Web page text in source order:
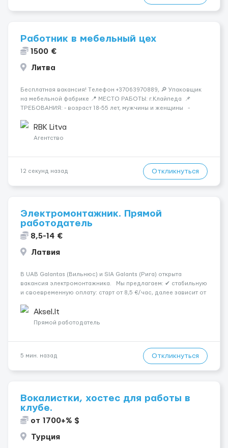
Работник в мебельный цех
1500 €
Литва
Бесплатная вакансия! Tелефон +37063970889, 🔎 Упаковщик
на мебельной фабрике 📍 МЕСТО РАБОТЫ: г.Клайпеда 📌
ТРЕБОВАНИЯ: - возраст 18-55 лет, мужчины и женщины -
час нетто 📃 ОБЯЗАННОСТИ: - с...
RBK Litva
Агентство
12 секунд назад Откликнуться
Электромонтажник. Прямой
работодатель
8,5-14 €
Латвия
В UAB Galantas (Вильнюс) и SIA Galants (Рига) открыта
вакансия электромонтажника. Мы предлагаем: ✔ стабильную
и своевременную оплату: старт от 8,5 €/час, далее зависит от
час); ✔ график работы возможен до 10 часов в день; ...
Aksel.lt
Прямой работодатель
5 мин. назад Откликнуться
Вокалистки, хостес для работы в
клубе.
от 1700+% $
Турция